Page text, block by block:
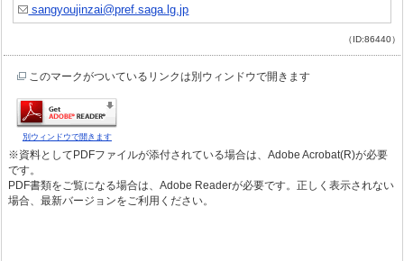
sangyoujinzai@pref.saga.lg.jp
（ID:86440）
このマークがついているリンクは別ウィンドウで開きます
別ウィンドウで開きます
※資料としてPDFファイルが添付されている場合は、Adobe Acrobat(R)が必要
です。
PDF書類をご覧になる場合は、Adobe Readerが必要です。正しく表示されない
場合、最新バージョンをご利用ください。